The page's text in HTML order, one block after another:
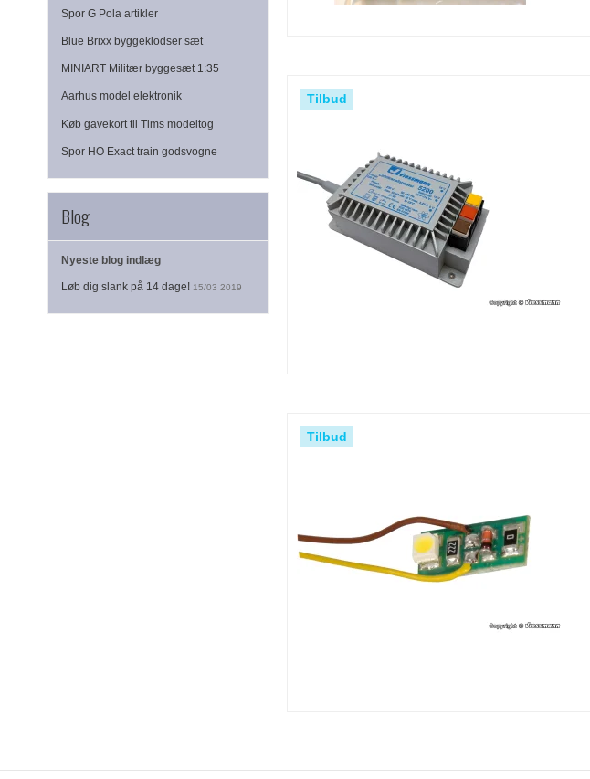
Spor G Pola artikler
Blue Brixx byggeklodser sæt
MINIART Militær byggesæt 1:35
Aarhus model elektronik
Køb gavekort til Tims modeltog
Spor HO Exact train godsvogne
Blog
Nyeste blog indlæg
Løb dig slank på 14 dage! 15/03 2019
Tilbud
Tilbud